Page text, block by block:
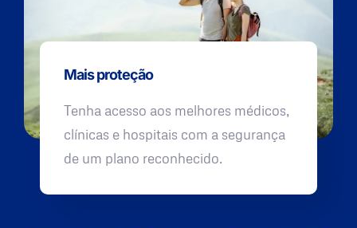
Mais proteção
Tenha acesso aos melhores médicos,
clínicas e hospitais com a segurança
de um plano reconhecido.